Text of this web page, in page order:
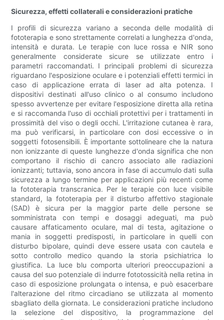
Sicurezza, effetti collaterali e considerazioni pratiche
I profili di sicurezza variano a seconda delle modalità di
fototerapia e sono strettamente correlati a lunghezza d'onda,
intensità e durata. Le terapie con luce rossa e NIR sono
generalmente considerate sicure se utilizzate entro i
parametri raccomandati. I principali problemi di sicurezza
riguardano l'esposizione oculare e i potenziali effetti termici in
caso di applicazione errata di laser ad alta potenza. I
dispositivi destinati all'uso clinico o al consumo includono
spesso avvertenze per evitare l'esposizione diretta alla retina
e si raccomanda l'uso di occhiali protettivi per i trattamenti in
prossimità del viso o degli occhi. L'irritazione cutanea è rara,
ma può verificarsi, in particolare con dosi eccessive o in
soggetti fotosensibili. È importante sottolineare che la natura
non ionizzante di queste lunghezze d'onda significa che non
comportano il rischio di cancro associato alle radiazioni
ionizzanti; tuttavia, sono ancora in fase di accumulo dati sulla
sicurezza a lungo termine per applicazioni più recenti come
la fototerapia transcranica. Per le terapie con luce visibile
standard, la fototerapia per il disturbo affettivo stagionale
(SAD) è sicura per la maggior parte delle persone se
somministrata con tempi e dosaggi adeguati, ma può
causare affaticamento oculare, mal di testa, agitazione o
mania in soggetti predisposti, in particolare in quelli con
disturbo bipolare, quindi deve essere usata con cautela e
sotto controllo medico quando la storia psichiatrica lo
giustifica. La luce blu comporta ulteriori preoccupazioni a
causa del suo potenziale di indurre fototossicità nella retina in
caso di esposizione prolungata o intensa, e può esacerbare
l'alterazione del ritmo circadiano se utilizzata al momento
sbagliato della giornata. Le considerazioni pratiche includono
la selezione del dispositivo, la programmazione del